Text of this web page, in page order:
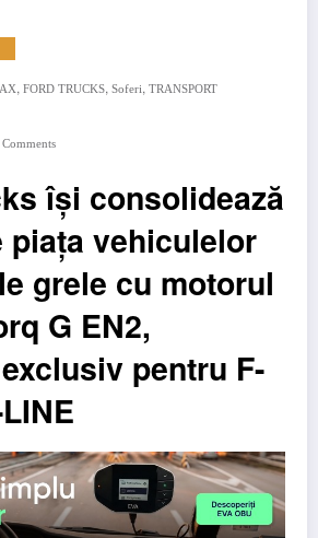
, FORD TRUCKS, Soferi, TRANSPORT
Comments
își consolidează
piața vehiculelor
grele cu motorul
G EN2,
pentru F-